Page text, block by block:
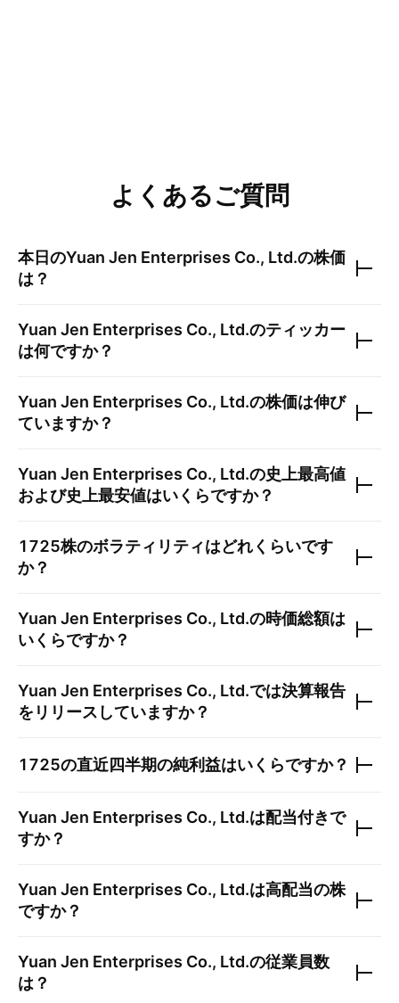
よくあるご質問
本日のYuan Jen Enterprises Co., Ltd.の株価
は？
Yuan Jen Enterprises Co., Ltd.のティッカー
は何ですか？
Yuan Jen Enterprises Co., Ltd.の株価は伸び
ていますか？
Yuan Jen Enterprises Co., Ltd.の史上最高値
および史上最安値はいくらですか？
1725株のボラティリティはどれくらいです
か？
Yuan Jen Enterprises Co., Ltd.の時価総額は
いくらですか？
Yuan Jen Enterprises Co., Ltd.では決算報告
をリリースしていますか？
1725の直近四半期の純利益はいくらですか？
Yuan Jen Enterprises Co., Ltd.は配当付きで
すか？
Yuan Jen Enterprises Co., Ltd.は高配当の株
ですか？
Yuan Jen Enterprises Co., Ltd.の従業員数
は？